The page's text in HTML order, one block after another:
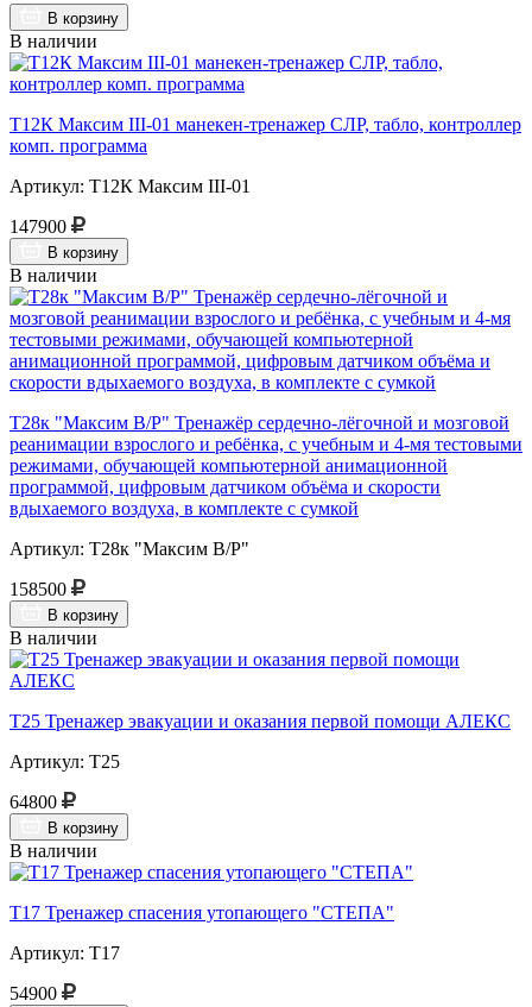
В корзину
В наличии
Т12К Максим III-01 манекен-тренажер СЛР, табло, контроллер
комп. программа
Артикул: Т12К Максим III-01
147900
В корзину
В наличии
Т28к "Максим В/Р" Тренажёр сердечно-лёгочной и мозговой
реанимации взрослого и ребёнка, с учебным и 4-мя тестовыми
режимами, обучающей компьютерной анимационной
программой, цифровым датчиком объёма и скорости
вдыхаемого воздуха, в комплекте с сумкой
Артикул: Т28к "Максим В/Р"
158500
В корзину
В наличии
Т25 Тренажер эвакуации и оказания первой помощи АЛЕКС
Артикул: Т25
64800
В корзину
В наличии
Т17 Тренажер спасения утопающего "СТЕПА"
Артикул: Т17
54900